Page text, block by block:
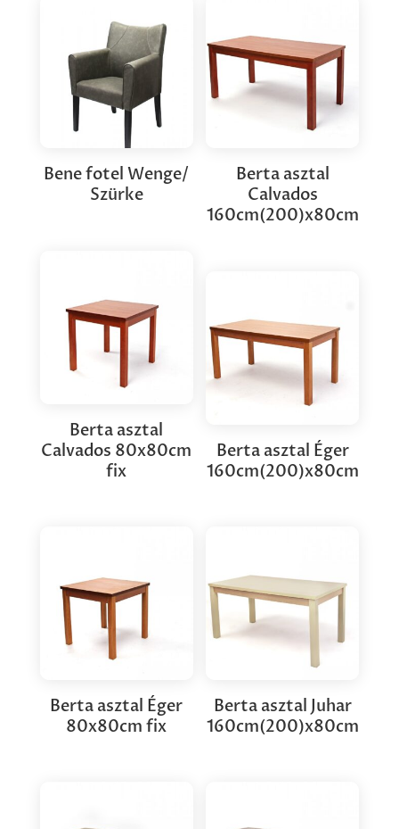
Bene fotel Wenge/
Szürke
Berta asztal
Calvados
160cm(200)x80cm
Berta asztal
Calvados 80x80cm
fix
Berta asztal Éger
160cm(200)x80cm
Berta asztal Éger
80x80cm fix
Berta asztal Juhar
160cm(200)x80cm